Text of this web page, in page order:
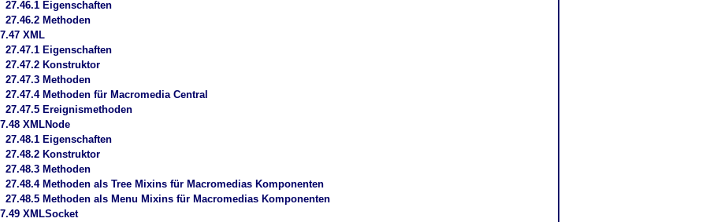
27.46.1 Eigenschaften
27.46.2 Methoden
XML
27.47.1 Eigenschaften
27.47.2 Konstruktor
27.47.3 Methoden
27.47.4 Methoden für Macromedia Central
27.47.5 Ereignismethoden
XMLNode
27.48.1 Eigenschaften
27.48.2 Konstruktor
27.48.3 Methoden
27.48.4 Methoden als Tree Mixins für Macromedias Komponenten
27.48.5 Methoden als Menu Mixins für Macromedias Komponenten
XMLSocket